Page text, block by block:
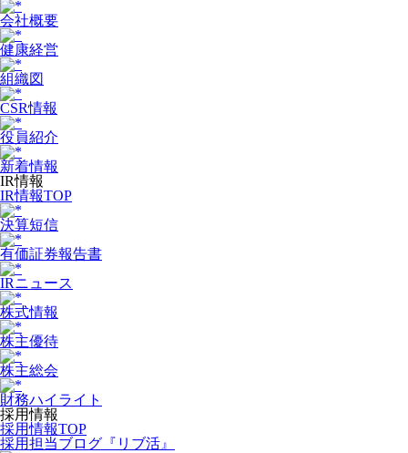
会社概要
健康経営
組織図
CSR情報
役員紹介
新着情報
IR情報
IR情報TOP
決算短信
有価証券報告書
IRニュース
株式情報
株主優待
株主総会
財務ハイライト
採用情報
採用情報TOP
採用担当ブログ『リブ活』